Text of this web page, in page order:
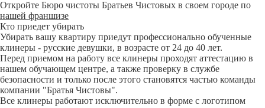
Откройте Бюро чистоты Братьев Чистовых в своем городе по
нашей франшизе
Кто приедет убирать
Убирать вашу квартиру приедут профессионально обученные
клинеры - русские девушки, в возрасте от 24 до 40 лет.
Перед приемом на работу все клинеры проходят аттестацию в
нашем обучающем центре, а также проверку в службе
безопасности и только после этого становятся частью команды
компании "Братья Чистовы".
Все клинеры работают исключительно в форме с логотипом